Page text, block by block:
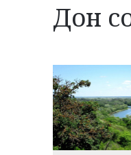
Дон